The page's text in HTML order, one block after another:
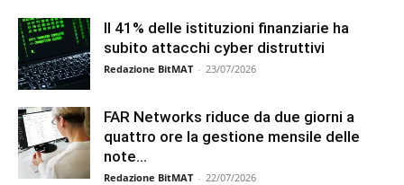
Il 41% delle istituzioni finanziarie ha
subito attacchi cyber distruttivi
Redazione BitMAT - 23/07/2026
FAR Networks riduce da due giorni a
quattro ore la gestione mensile delle
note...
Redazione BitMAT - 22/07/2026